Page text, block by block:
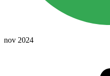
nov 2024